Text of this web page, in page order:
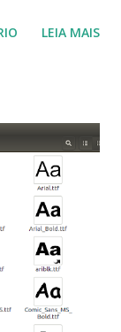
(ABNT), exige
Linux abra o
install ttf-
e avance
uso clicando
veja se as
Caso
$ sudo
LEIA MAIS